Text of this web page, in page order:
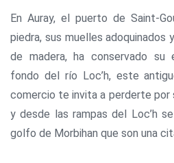
En Auray, el puerto de Saint-
piedra, sus muelles adoquinados
de madera, ha conservado su
fondo del río Loc’h, este
comercio te invita a perderte por
y desde las rampas del Loc’h
golfo de Morbihan que son una